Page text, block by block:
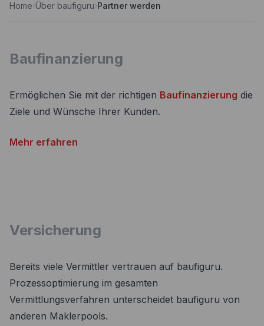
Nebenkostenrechner
Annuitätenrechner
Websitetools Baufinanzierung
Unsere Produktpartner
Kontakt
Home›Über baufiguru›Partner werden
Baufinanzierung
Ermöglichen Sie mit der richtigen Baufinanzierung die
Ziele und Wünsche Ihrer Kunden.
Mehr erfahren
Versicherung
Bereits viele Vermittler vertrauen auf baufiguru.
Prozessoptimierung im gesamten
Vermittlungsverfahren unterscheidet baufiguru von
anderen Maklerpools.